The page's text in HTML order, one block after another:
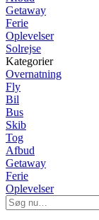
Getaway
Ferie
Oplevelser
Solrejse
Kategorier
Overnatning
Fly
Bil
Bus
Skib
Tog
Afbud
Getaway
Ferie
Oplevelser